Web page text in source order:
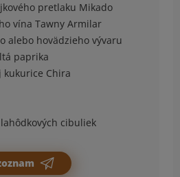
pretlaku Mikado
vína Tawny Armilar
alebo hovädzieho vývaru
paprika
kukurice Chira
cibuliek